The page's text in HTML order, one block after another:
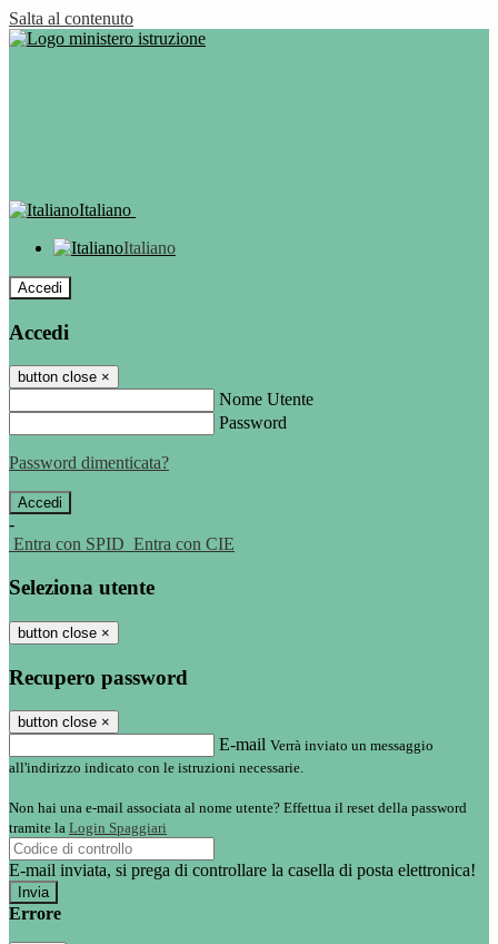
Salta al contenuto
Italiano
Italiano
Accedi
Accedi
button close ×
Nome Utente
Password
Password dimenticata?
-
Entra con SPID Entra con CIE
Seleziona utente
button close ×
Recupero password
button close ×
E-mail Verrà inviato un messaggio
all'indirizzo indicato con le istruzioni necessarie.
Non hai una e-mail associata al nome utente? Effettua il reset della password
tramite la Login Spaggiari
E-mail inviata, si prega di controllare la casella di posta elettronica!
Errore